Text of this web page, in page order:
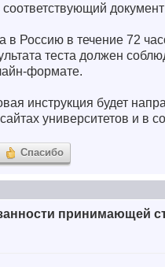
соответствующий
в Россию в течение 72
теста должен
формате.
инструкция будет
университетов и в
Спасибо
принимающей